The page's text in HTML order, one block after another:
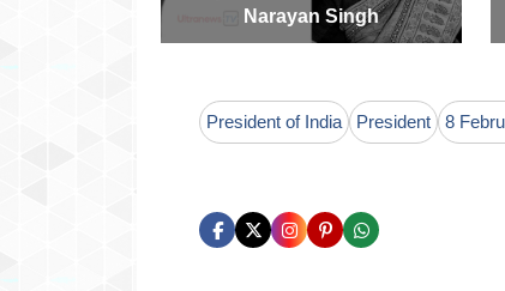
Narayan Singh
President of India President 8